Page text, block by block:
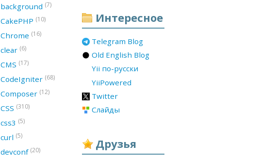
Интересное
Telegram Blog
Old English Blog
Yii по-русски
YiiPowered
Twitter
Слайды
Друзья
background (7)
CakePHP (10)
Chrome (16)
clear (6)
CMS (17)
CodeIgniter (68)
Composer (12)
CSS (310)
css3 (5)
curl (5)
devconf (20)